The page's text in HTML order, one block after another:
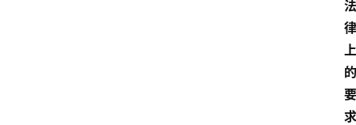
法
律
上
的
要
求